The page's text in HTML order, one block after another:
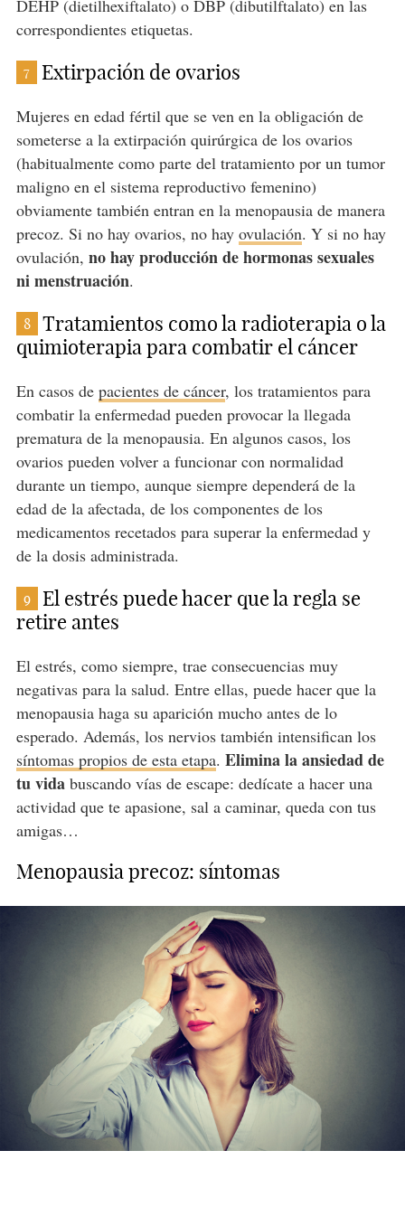
DEHP (dietilhexiftalato) o DBP (dibutilftalato) en las
correspondientes etiquetas.
7 Extirpación de ovarios
Mujeres en edad fértil que se ven en la obligación de
someterse a la extirpación quirúrgica de los ovarios
(habitualmente como parte del tratamiento por un tumor
maligno en el sistema reproductivo femenino)
obviamente también entran en la menopausia de manera
precoz. Si no hay ovarios, no hay ovulación. Y si no hay
ovulación, no hay producción de hormonas sexuales
ni menstruación.
8
Tratamientos como la radioterapia o la
quimioterapia para combatir el cáncer
En casos de pacientes de cáncer, los tratamientos para
combatir la enfermedad pueden provocar la llegada
prematura de la menopausia. En algunos casos, los
ovarios pueden volver a funcionar con normalidad
durante un tiempo, aunque siempre dependerá de la
edad de la afectada, de los componentes de los
medicamentos recetados para superar la enfermedad y
de la dosis administrada.
9
El estrés puede hacer que la regla se
retire antes
El estrés, como siempre, trae consecuencias muy
negativas para la salud. Entre ellas, puede hacer que la
menopausia haga su aparición mucho antes de lo
esperado. Además, los nervios también intensifican los
síntomas propios de esta etapa. Elimina la ansiedad de
tu vidabuscando vías de escape: dedícate a hacer una
actividad que te apasione, sal a caminar, queda con tus
amigas…
Menopausia precoz: síntomas